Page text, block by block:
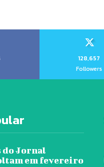
128,657
Followers
do Jornal
em fevereiro